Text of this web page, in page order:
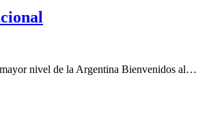
nivel de la Argentina Bienvenidos al…